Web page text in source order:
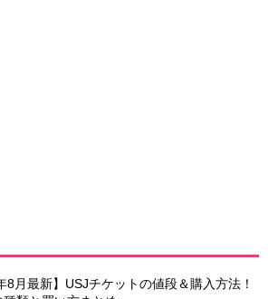
8月最新】USJチケットの値段＆購入方法！